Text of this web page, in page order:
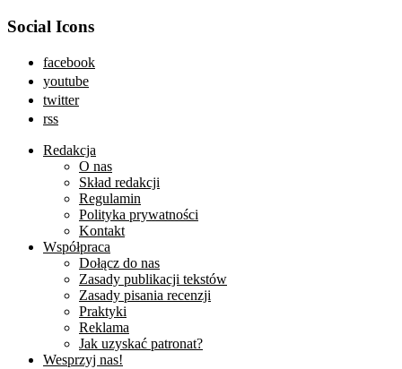
Social Icons
facebook
youtube
twitter
rss
Redakcja
O nas
Skład redakcji
Regulamin
Polityka prywatności
Kontakt
Współpraca
Dołącz do nas
Zasady publikacji tekstów
Zasady pisania recenzji
Praktyki
Reklama
Jak uzyskać patronat?
Wesprzyj nas!